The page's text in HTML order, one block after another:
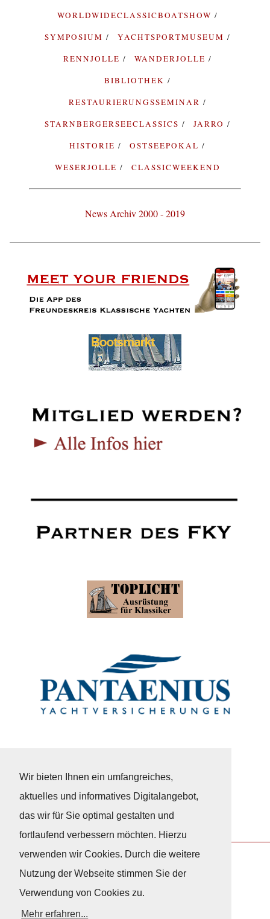
Wir bieten Ihnen ein umfangreiches,
aktuelles und informatives Digitalangebot,
das wir für Sie optimal gestalten und
fortlaufend verbessern möchten. Hierzu
verwenden wir Cookies. Durch die weitere
Nutzung der Webseite stimmen Sie der
Verwendung von Cookies zu.
Mehr erfahren...
WORLDWIDECLASSICBOATSHOW
SYMPOSIUM
YACHTSPORTMUSEUM
RENNJOLLE
WANDERJOLLE
BIBLIOTHEK
RESTAURIERUNGSSEMINAR
STARNBERGERSEECLASSICS
JARRO
HISTORIE
OSTSEEPOKAL
WESERJOLLE
CLASSICWEEKEND
News Archiv 2000 - 2019